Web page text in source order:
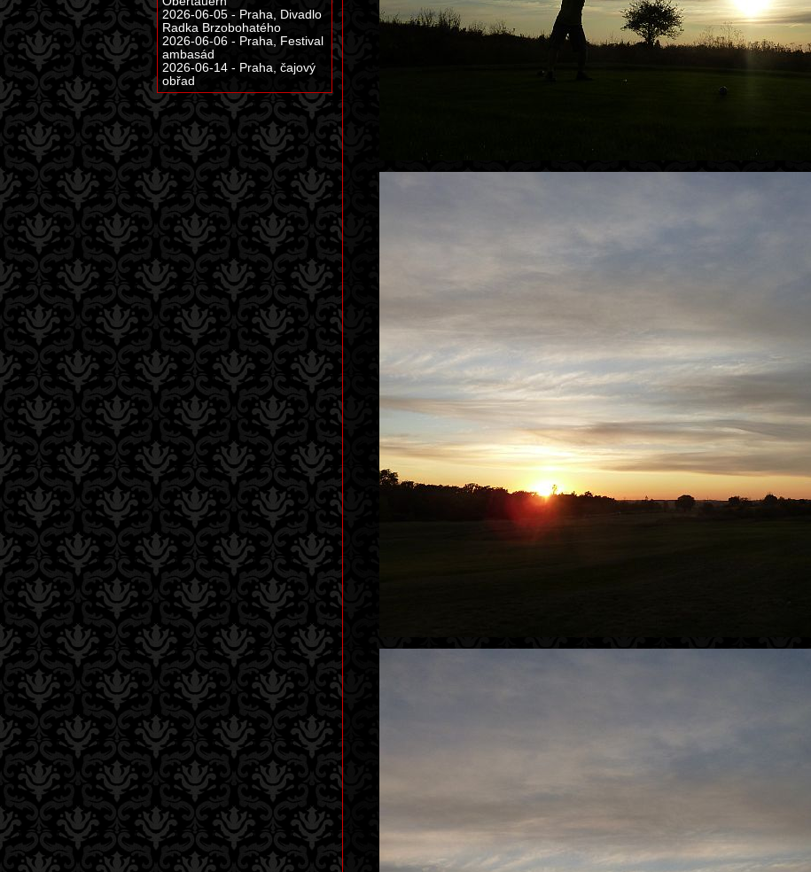
2026-06-05 - Praha, Divadlo
Radka Brzobohatého
2026-06-06 - Praha, Festival
ambasád
2026-06-14 - Praha, čajový
obřad